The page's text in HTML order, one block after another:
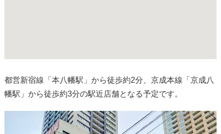
都営新宿線「本八幡駅」から徒歩約2分、京成本線「京成八
幡駅」から徒歩約3分の駅近店舗となる予定です。